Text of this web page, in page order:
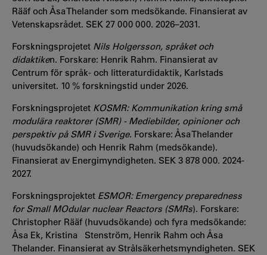
Rääf och Åsa Thelander som medsökande. Finansierat av
Vetenskapsrådet. SEK 27 000 000. 2026–2031.
Forskningsprojetet Nils Holgersson, språket och
didaktiken. Forskare: Henrik Rahm. Finansierat av
Centrum för språk- och litteraturdidaktik, Karlstads
universitet. 10 % forskningstid under 2026.
Forskningsprojetet KOSMR: Kommunikation kring små
modulära reaktorer (SMR) - Mediebilder, opinioner och
perspektiv på SMR i Sverige. Forskare: Åsa Thelander
(huvudsökande) och Henrik Rahm (medsökande).
Finansierat av Energimyndigheten. SEK 3 878 000. 2024-
2027.
Forskningsprojektet ESMOR: Emergency preparedness
for Small MOdular nuclear Reactors (SMRs). Forskare:
Christopher Rääf (huvudsökande) och fyra medsökande:
Åsa Ek, Kristina Stenström, Henrik Rahm och Åsa
Thelander. Finansierat av Strålsäkerhetsmyndigheten. SEK